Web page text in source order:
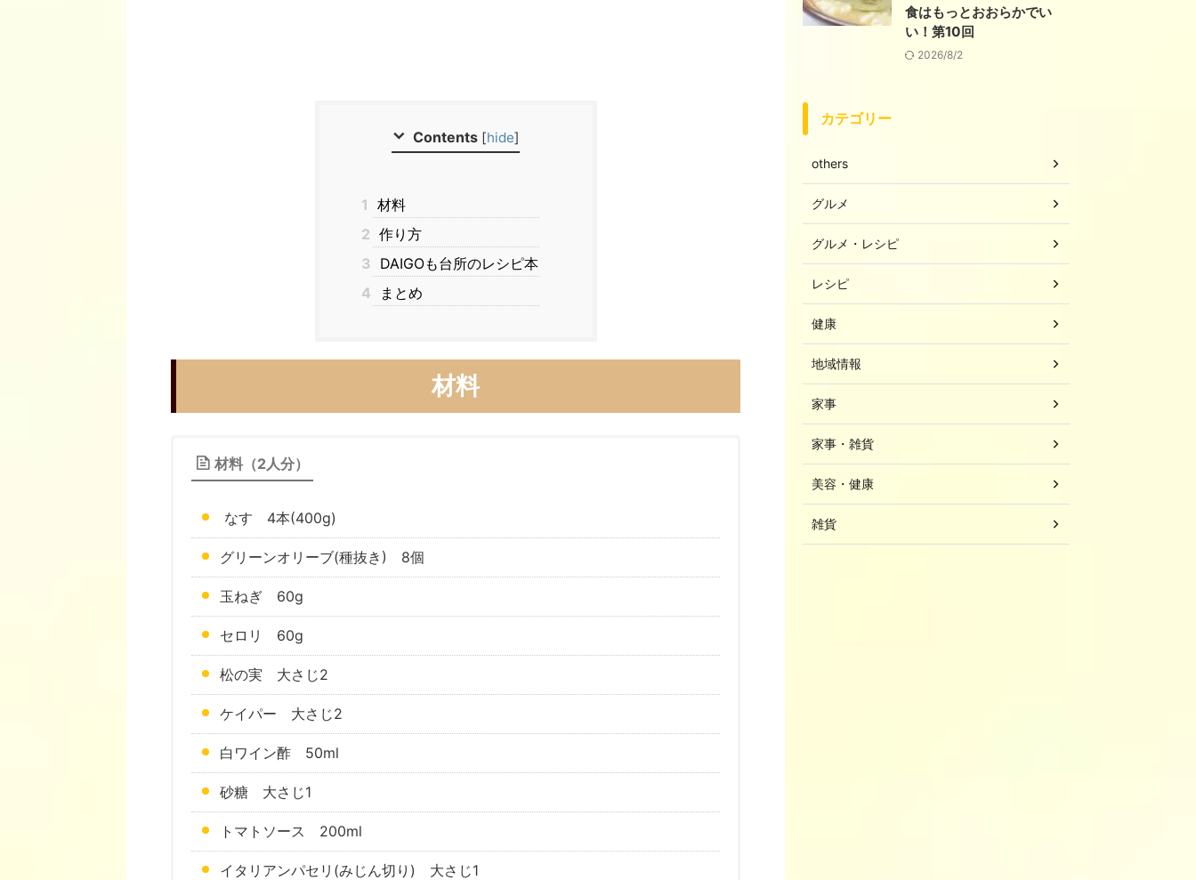
Contents [hide]
1 材料
2 作り方
3 DAIGOも台所のレシピ本
4
まとめ
材料
材料（2人分）
なす 4本(400g)
グリーンオリーブ(種抜き) 8個
玉ねぎ 60g
セロリ 60g
松の実 大さじ2
ケイパー 大さじ2
白ワイン酢 50ml
砂糖 大さじ1
トマトソース 200ml
イタリアンパセリ(みじん切り) 大さじ1
食はもっとおおらかでい
い！第10回
2026/8/2
カテゴリー
others
グルメ
グルメ・レシピ
レシピ
健康
地域情報
家事
家事・雑貨
美容・健康
雑貨